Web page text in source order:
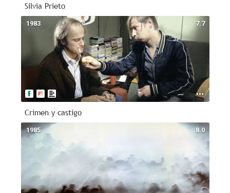
Silvia Prieto
7.7
1983
Crimen y castigo
8.0
1985